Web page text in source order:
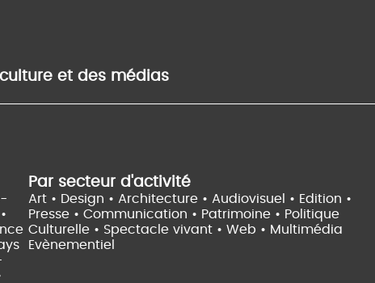
et des médias
Par secteur d'activité
Art • Design • Architecture • Audiovisuel • Edition •
Presse • Communication • Patrimoine • Politique
Culturelle • Spectacle vivant • Web • Multimédia
Evènementiel